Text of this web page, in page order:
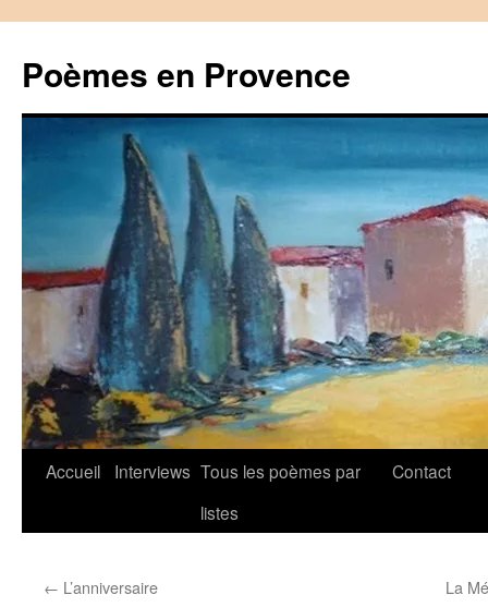
contenu
Poèmes en Provence
Accueil Interviews Tous les poèmes par
listes
Contact
← L’anniversaire La